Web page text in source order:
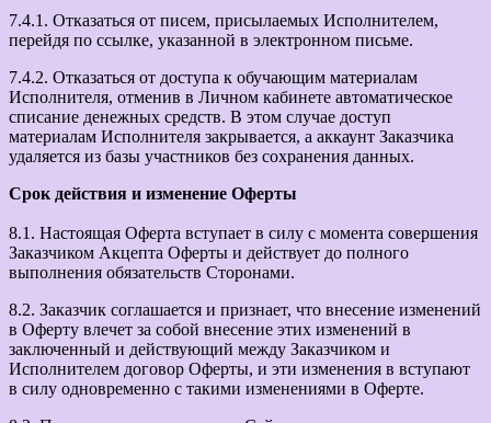
7.4.1. Отказаться от писем, присылаемых Исполнителем,
перейдя по ссылке, указанной в электронном письме.
7.4.2. Отказаться от доступа к обучающим материалам
Исполнителя, отменив в Личном кабинете автоматическое
списание денежных средств. В этом случае доступ
материалам Исполнителя закрывается, а аккаунт Заказчика
удаляется из базы участников без сохранения данных.
Срок действия и изменение Оферты
8.1. Настоящая Оферта вступает в силу с момента совершения
Заказчиком Акцепта Оферты и действует до полного
выполнения обязательств Сторонами.
8.2. Заказчик соглашается и признает, что внесение изменений
в Оферту влечет за собой внесение этих изменений в
заключенный и действующий между Заказчиком и
Исполнителем договор Оферты, и эти изменения в вступают
в силу одновременно с такими изменениями в Оферте.